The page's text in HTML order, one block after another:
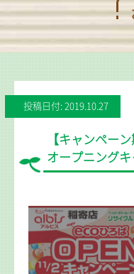
投稿日付: 2019.10.27
【キャンペー
オープニング